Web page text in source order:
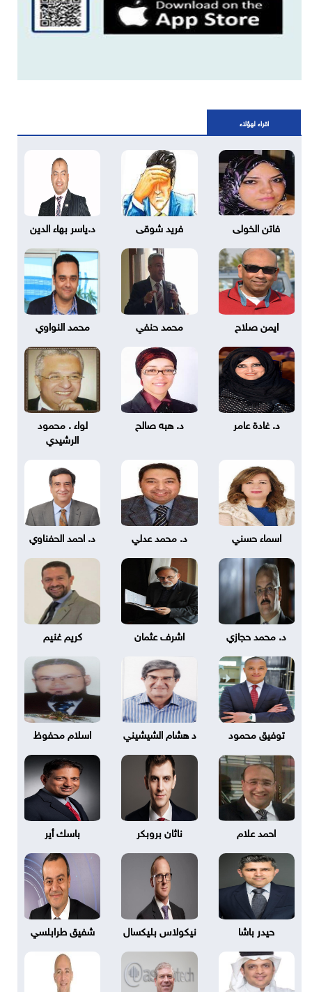
اقراء لهؤلاء
فاتن الخولى فريد شوقى د.ياسر بهاء الدين
ايمن صلاح محمد حنفي محمد النواوي
د. غادة عامر د. هبه صالح
لواء . محمود
الرشيدي
اسماء حسني د. محمد عدلي د. احمد الحفناوي
د. محمد حجازي اشرف عثمان كريم غنيم
توفيق محمود د هشام الشيشيني اسلام محفوظ
احمد علام ناثان بروبكر باسك أير
حيدر باشا نيكولاس بليكسال شفيق طرابلسي